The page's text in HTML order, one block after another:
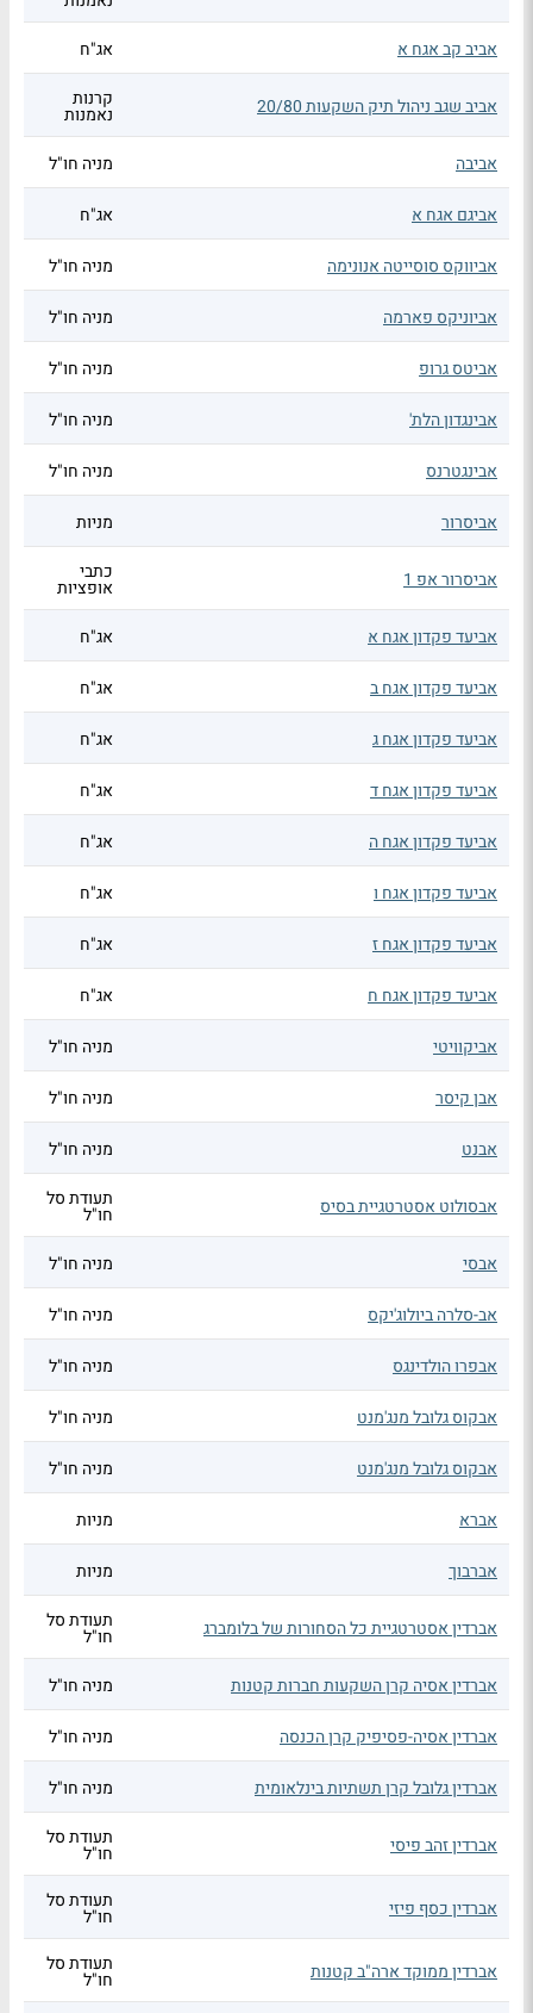
אביב קב אגח א
אג"ח
אביב שגב ניהול תיק השקעות 20/80 קרנות
נאמנות
אביבה
מניה חו"ל
אביגם אגח א אג"ח
אביווקס סוסייטה אנונימה מניה חו"ל
אביוניקס פארמה מניה חו"ל
אביטס גרופ מניה חו"ל
אבינגדון הלת' מניה חו"ל
אבינגטרנס מניה חו"ל
אביסרור מניות
אביסרור אפ 1 כתבי
אופציות
אביעד פקדון אגח א
אג"ח
אביעד פקדון אגח ב אג"ח
אביעד פקדון אגח ג אג"ח
אביעד פקדון אגח ד אג"ח
אביעד פקדון אגח ה אג"ח
אביעד פקדון אגח ו אג"ח
אביעד פקדון אגח ז אג"ח
אביעד פקדון אגח ח אג"ח
אביקוויטי מניה חו"ל
אבן קיסר מניה חו"ל
אבנט מניה חו"ל
אבסולוט אסטרטגיית בסיס תעודת סל
חו"ל
אבסי
מניה חו"ל
אב-סלרה ביולוג'יקס מניה חו"ל
אבפרו הולדינגס מניה חו"ל
אבקוס גלובל מנג'מנט מניה חו"ל
אבקוס גלובל מנג'מנט מניה חו"ל
אברא מניות
אברבוך מניות
אברדין אסטרטגיית כל הסחורות של בלומברג תעודת סל
חו"ל
אברדין אסיה קרן השקעות חברות קטנות
מניה חו"ל
אברדין אסיה-פסיפיק קרן הכנסה מניה חו"ל
אברדין גלובל קרן תשתיות בינלאומית מניה חו"ל
אברדין זהב פיסי תעודת סל
חו"ל
אברדין כסף פיזי תעודת סל
חו"ל
אברדין ממוקד ארה"ב קטנות תעודת סל
חו"ל